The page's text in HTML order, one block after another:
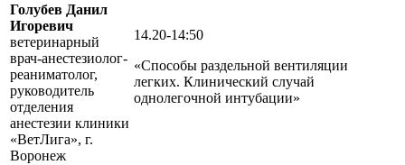
Голубев Данил
Игоревич
ветеринарный
врач-анестезиолог-
реаниматолог,
руководитель
отделения
анестезии клиники
«ВетЛига», г.
Воронеж
14.20-14:50
«Способы раздельной вентиляции
легких. Клинический случай
однолегочной интубации»